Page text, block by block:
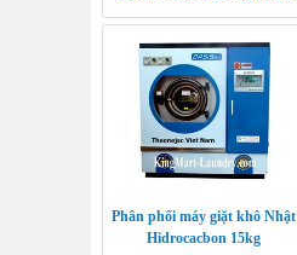
Phân phối máy giặt khô Nhật
Hidrocacbon 15kg